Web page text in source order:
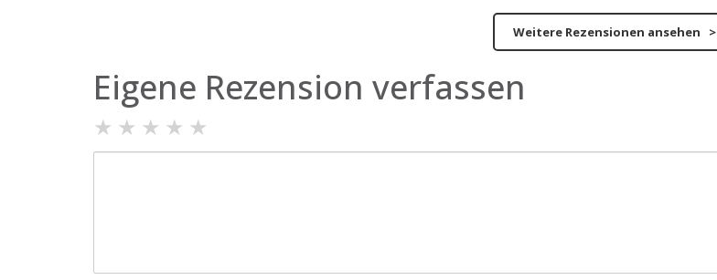
Weitere Rezensionen ansehen >
Eigene Rezension verfassen
★ ★ ★ ★ ★